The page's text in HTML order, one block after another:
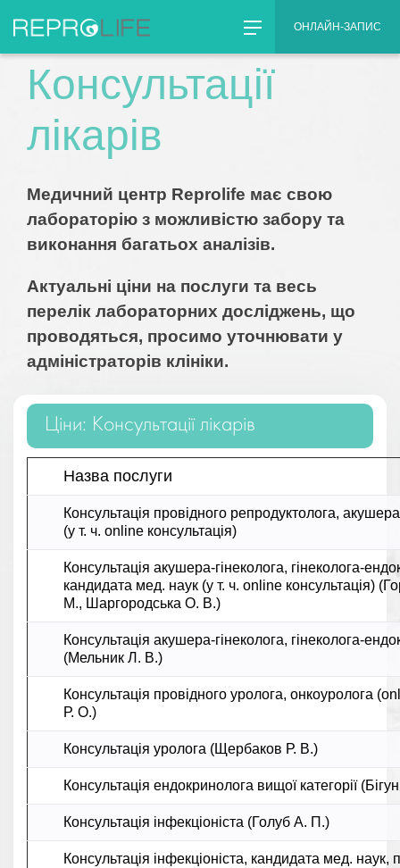
content
ОНЛАЙН-ЗАПИС
Головна » Ціни
Консультації
лікарів
Медичний центр Reprolife має свою
лабораторію з можливістю забору та
виконання багатьох аналізів.
Актуальні ціни на послуги та весь
перелік лабораторних досліджень, що
проводяться, просимо уточнювати у
адміністраторів клініки.
Ціни: Консультації лікарів
Назва послуги
Консультація провідного репродуктолога,
(у т. ч. online консультація)
Консультація акушера-гінеколога, гінеколога-
кандидата мед. наук (у т. ч. online консультація)
М., Шаргородська О. В.)
Консультація акушера-гінеколога, гінеколога-
(Мельник Л. В.)
Консультація провідного уролога, онкоуролога
Р. О.)
Консультація уролога (Щербаков Р. В.)
Консультація ендокринолога вищої категорії
Консультація інфекціоніста (Голуб А. П.)
Консультація інфекціоніста, кандидата мед.